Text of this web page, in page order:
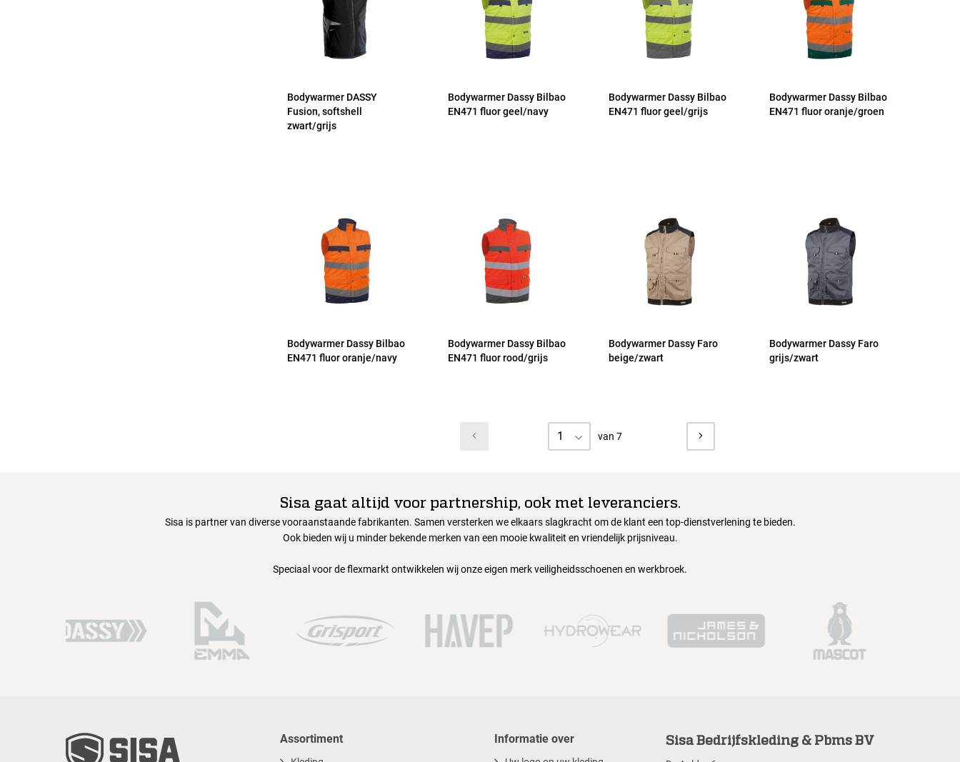
Bodywarmer DASSY
Fusion, softshell
zwart/grijs
Bodywarmer Dassy Bilbao
EN471 fluor geel/navy
Bodywarmer Dassy Bilbao
EN471 fluor geel/grijs
Bodywarmer Dassy Bilbao
EN471 fluor oranje/groen
Bodywarmer Dassy Bilbao
EN471 fluor oranje/navy
Bodywarmer Dassy Bilbao
EN471 fluor rood/grijs
Bodywarmer Dassy Faro
beige/zwart
Bodywarmer Dassy Faro
grijs/zwart
1 van 7
Sisa gaat altijd voor partnership, ook met leveranciers.
Sisa is partner van diverse vooraanstaande fabrikanten. Samen versterken we elkaars slagkracht om de klant een top-dienstverlening te bieden.
Ook bieden wij u minder bekende merken van een mooie kwaliteit en vriendelijk prijsniveau.
Speciaal voor de flexmarkt ontwikkelen wij onze eigen merk veiligheidsschoenen en werkbroek.
Assortiment Informatie over Sisa Bedrijfskleding & Pbms BV